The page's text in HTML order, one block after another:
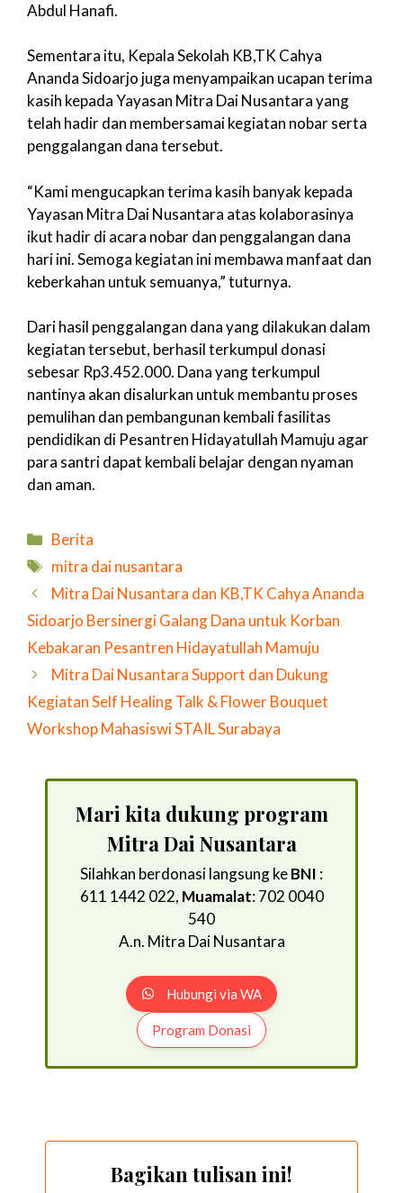
Abdul Hanafi.
Sementara itu, Kepala Sekolah KB,TK Cahya
Ananda Sidoarjo juga menyampaikan ucapan terima
kasih kepada Yayasan Mitra Dai Nusantara yang
telah hadir dan membersamai kegiatan nobar serta
penggalangan dana tersebut.
“Kami mengucapkan terima kasih banyak kepada
Yayasan Mitra Dai Nusantara atas kolaborasinya
ikut hadir di acara nobar dan penggalangan dana
hari ini. Semoga kegiatan ini membawa manfaat dan
keberkahan untuk semuanya,” tuturnya.
Dari hasil penggalangan dana yang dilakukan dalam
kegiatan tersebut, berhasil terkumpul donasi
sebesar Rp3.452.000. Dana yang terkumpul
nantinya akan disalurkan untuk membantu proses
pemulihan dan pembangunan kembali fasilitas
pendidikan di Pesantren Hidayatullah Mamuju agar
para santri dapat kembali belajar dengan nyaman
dan aman.
Kategori
Berita
Tag
mitra dai nusantara
Mitra Dai Nusantara dan KB,TK Cahya Ananda
Sidoarjo Bersinergi Galang Dana untuk Korban
Kebakaran Pesantren Hidayatullah Mamuju
Mitra Dai Nusantara Support dan Dukung
Kegiatan Self Healing Talk & Flower Bouquet
Workshop Mahasiswi STAIL Surabaya
Mari kita dukung program
Mitra Dai Nusantara
Silahkan berdonasi langsung keBNI :
611 1442 022, Muamalat: 702 0040
540
A.n. Mitra Dai Nusantara
Hubungi via WA
Program Donasi
Bagikan tulisan ini!